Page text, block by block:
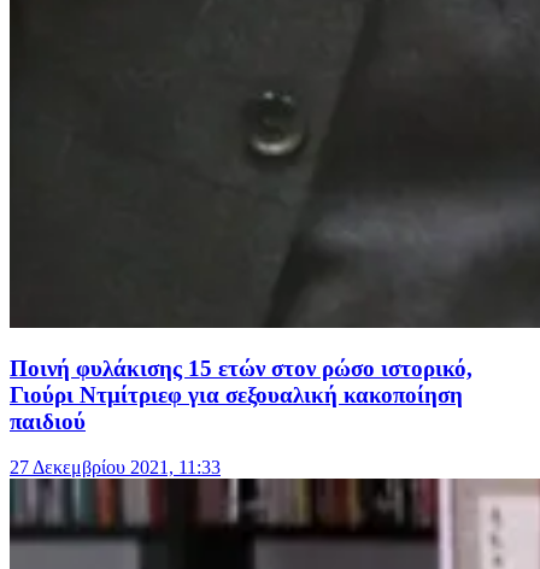
Ποινή φυλάκισης 15 ετών στον ρώσο ιστορικό,
Γιούρι Ντμίτριεφ για σεξουαλική κακοποίηση
παιδιού
27 Δεκεμβρίου 2021, 11:33